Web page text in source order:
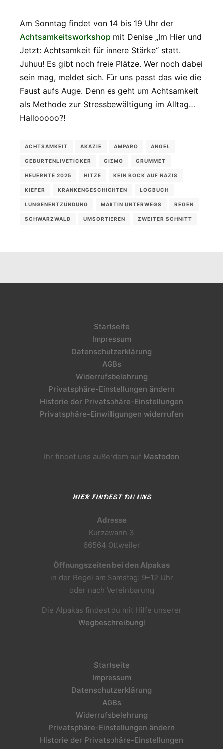
Am Sonntag findet von 14 bis 19 Uhr der
Achtsamkeitsworkshop mit Denise „Im Hier und
Jetzt: Achtsamkeit für innere Stärke“ statt.
Juhuu! Es gibt noch freie Plätze. Wer noch dabei
sein mag, meldet sich. Für uns passt das wie die
Faust aufs Auge. Denn es geht um Achtsamkeit
als Methode zur Stressbewältigung im Alltag…
Hallooooo?!
ACHTSAMKEIT AKAZIE AMPARO ANGEL
GEBURTENLIVETICKER GIZMO GRUMMET
HEUERNTE 2025 HITZE KEIN BOCK AUF NAZIS
KIEFER KRANKENGESCHICHTEN LOGBUCH
LUNGENENTZÜNDUNG MARTIN UNTERWEGS REGEN
SCHWARZWALD UMSORTIEREN ZWEITER SCHNITT
Startseite
Impressum
Datenschutzerklärung
AGBs
Widerrufsbelehrung
Privatsphäre-Einstellungen ändern
Historie der Privatsphäre-Einstellungen
Privatsphäre-Einwilligungen widerrufen
Ihr findet uns außerdem auf Mastodon
HIER FINDEST DU UNS
Adresse
Kurzawann 3
66564 Ottweiler
Öffnungszeiten bei den Alpakas
in der Regel am Samstag: 9–12 Uhr
oder nach Vereinbarung
Die Alpakas findest du mit Hilfe unserer
Wegbeschreibung!
Startseite
Impressum
Datenschutzerklärung
AGBs
Widerrufsbelehrung
Privatsphäre-Einstellungen ändern
Historie der Privatsphäre-Einstellungen